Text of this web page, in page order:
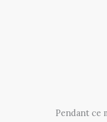
Pendant ce